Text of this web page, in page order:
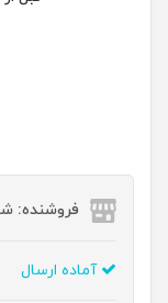
فروشنده:
آماده ارسال